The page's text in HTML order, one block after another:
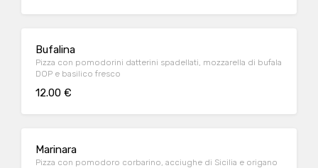
Bufalina
Pizza con pomodorini datterini spadellati, mozzarella di bufala
DOP e basilico fresco
12.00 €
Marinara
Pizza con pomodoro corbarino, acciughe di Sicilia e origano